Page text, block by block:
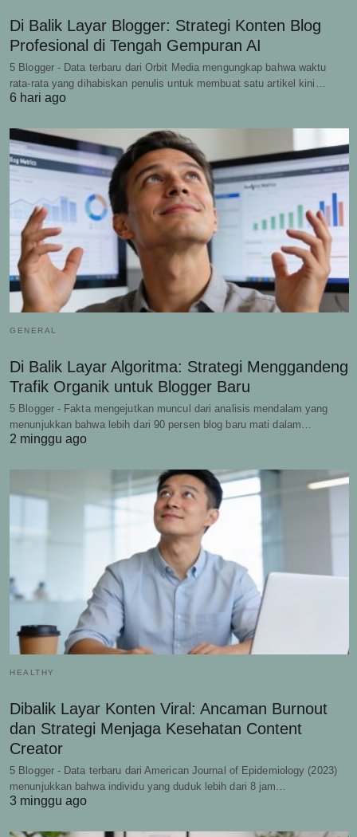
Di Balik Layar Blogger: Strategi Konten Blog
Profesional di Tengah Gempuran AI
5 Blogger - Data terbaru dari Orbit Media mengungkap bahwa waktu
rata-rata yang dihabiskan penulis untuk membuat satu artikel kini…
6 hari ago
GENERAL
Di Balik Layar Algoritma: Strategi Menggandeng
Trafik Organik untuk Blogger Baru
5 Blogger - Fakta mengejutkan muncul dari analisis mendalam yang
menunjukkan bahwa lebih dari 90 persen blog baru mati dalam…
2 minggu ago
HEALTHY
Dibalik Layar Konten Viral: Ancaman Burnout
dan Strategi Menjaga Kesehatan Content
Creator
5 Blogger - Data terbaru dari American Journal of Epidemiology (2023)
menunjukkan bahwa individu yang duduk lebih dari 8 jam…
3 minggu ago